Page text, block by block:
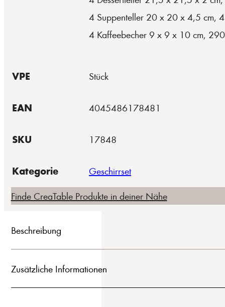
4 Suppenteller 20 x 20 x 4,5 cm,
4 Kaffeebecher 9 x 9 x 10 cm,
VPE Stück
EAN 4045486178481
SKU 17848
Kategorie
Geschirrset
Finde CreaTable Produkte in deiner Nähe
Beschreibung
Zusätzliche Informationen